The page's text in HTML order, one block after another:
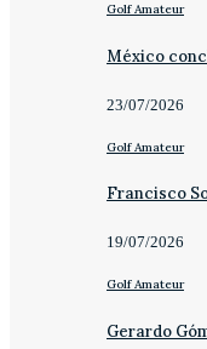
Golf Amateur
México
23/07/2026
Golf Amateur
Francisco
19/07/2026
Golf Amateur
Gerardo